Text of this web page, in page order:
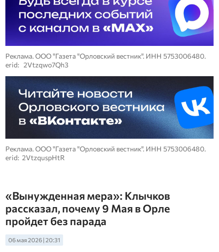
Реклама. ООО "Газета "Орловский вестник". ИНН 5753006480.
erid: 2Vtzqwo7Qh3
Реклама. ООО "Газета "Орловский вестник". ИНН 5753006480.
erid: 2VtzquspHtR
«Вынужденная мера»: Клычков
рассказал, почему 9 Мая в Орле
пройдет без парада
06 мая 2026 | 20:31